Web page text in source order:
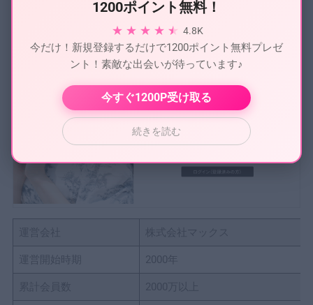
1200ポイント無料！
★ ★ ★ ★ 4.8K
今だけ！新規登録するだけで1200ポイント無料プレゼ
ント！素敵な出会いが待っています♪
今すぐ1200P受け取る
続きを読む
運営開始時期 2000年